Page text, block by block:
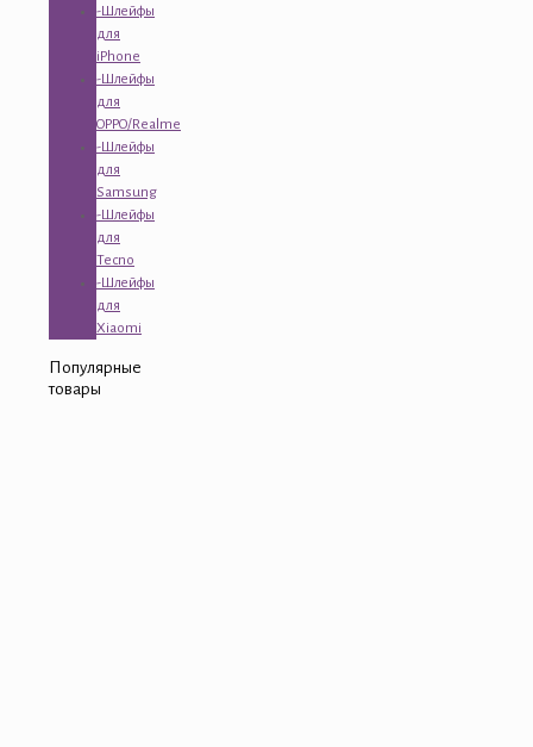
-Шлейфы
для
iPhone
-Шлейфы
для
OPPO/Realme
-Шлейфы
для
Samsung
-Шлейфы
для
Tecno
-Шлейфы
для
Xiaomi
Популярные
товары